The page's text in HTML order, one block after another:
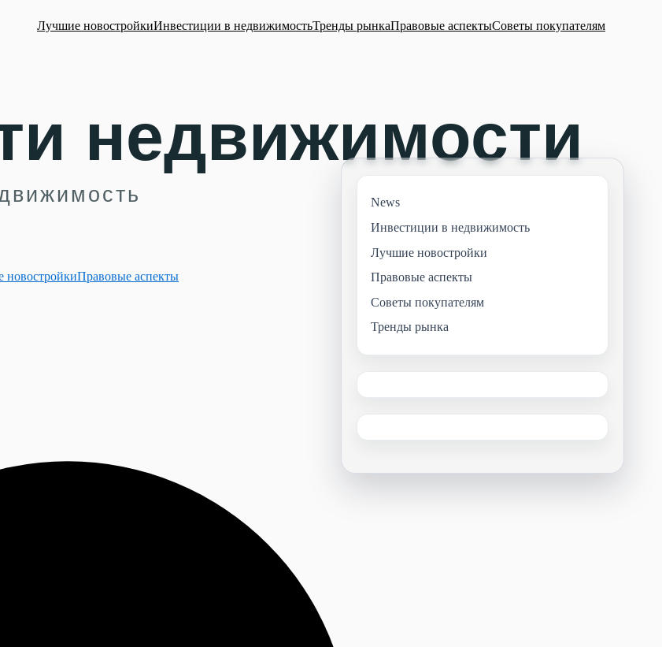
Лучшие новостройкиИнвестиции в недвижимостьТренды рынкаПравовые аспектыСоветы покупателям
новостройкиПравовые аспекты
News
Инвестиции в недвижимость
Лучшие новостройки
Правовые аспекты
Советы покупателям
Тренды рынка